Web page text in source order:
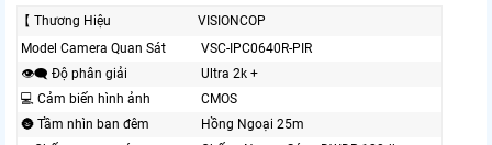
【 Thương Hiệu
VISIONCOP
Model Camera Quan Sát
VSC-IPC0640R-PIR
👁️‍🗨 Độ phân giải
Ultra 2k +
💻 Cảm biến hình ảnh
CMOS
🌚 Tầm nhìn ban đêm
Hồng Ngoại 25m